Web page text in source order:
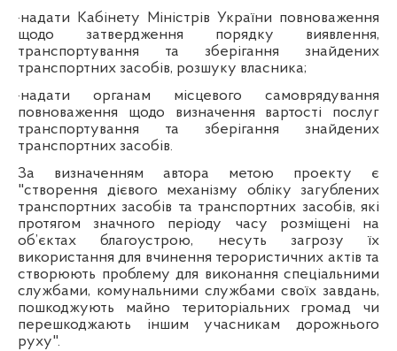
·надати Кабінету Міністрів України повноваження
щодо затвердження порядку виявлення,
транспортування та зберігання знайдених
транспортних засобів, розшуку власника;
·надати органам місцевого самоврядування
повноваження щодо визначення вартості послуг
транспортування та зберігання знайдених
транспортних засобів.
За визначенням автора метою проекту є
"створення дієвого механізму обліку загублених
транспортних засобів та транспортних засобів, які
протягом значного періоду часу розміщені на
об’єктах благоустрою, несуть загрозу їх
використання для вчинення терористичних актів та
створюють проблему для виконання спеціальними
службами, комунальними службами своїх завдань,
пошкоджують майно територіальних громад чи
перешкоджають іншим учасникам дорожнього
руху".